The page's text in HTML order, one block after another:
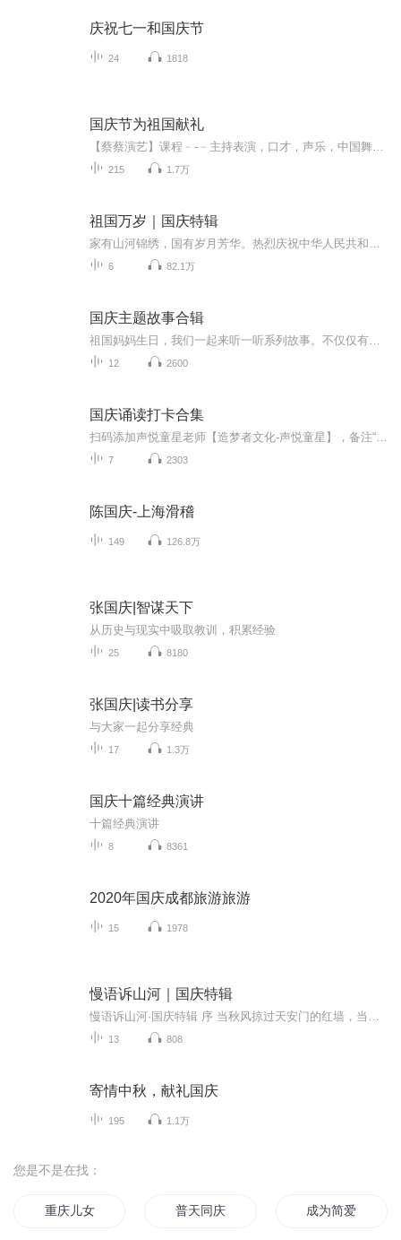
庆祝七一和国庆节
24 1818
国庆节为祖国献礼
215 1.7万
祖国万岁｜国庆特辑
6 82.1万
国庆主题故事合辑
12 2600
国庆诵读打卡合集
7 2303
陈国庆-上海滑稽
149 126.8万
张国庆|智谋天下
从历史与现实中吸取教训，积累经验
25 8180
张国庆|读书分享
与大家一起分享经典
17 1.3万
国庆十篇经典演讲
十篇经典演讲
8 8361
2020年国庆成都旅游旅游
15 1978
慢语诉山河｜国庆特辑
13 808
寄情中秋，献礼国庆
195 1.1万
您是不是在找：
重庆儿女 普天同庆 成为简爱